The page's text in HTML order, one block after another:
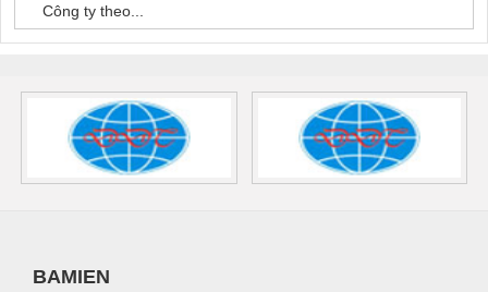
Công ty theo...
BAMIEN